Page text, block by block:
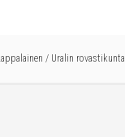
/ Uralin rovastikunta